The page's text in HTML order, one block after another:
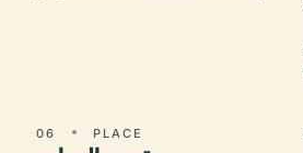
06 PLACE